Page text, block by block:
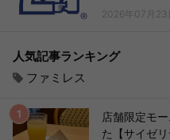
2026年07月23
人気記事ランキング
ファミレス
店舗限定モ
た【サイゼ